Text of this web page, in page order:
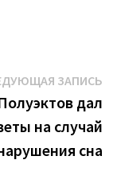
ЗАПИСЬ
дал
на случай
сна